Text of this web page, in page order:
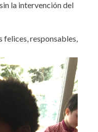
la intervención del
felices, responsables,